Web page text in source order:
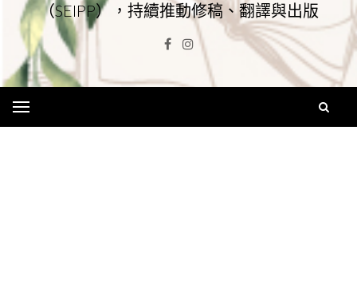
（SEIPP），持續推動修稿、翻譯與出版
Facebook
Instagram